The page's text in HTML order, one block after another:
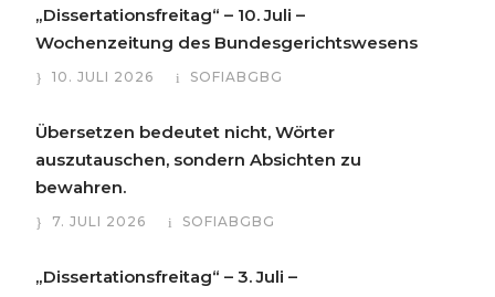
„Dissertationsfreitag“ – 10. Juli –
Wochenzeitung des Bundesgerichtswesens
10. JULI 2026 SOFIABGBG
Übersetzen bedeutet nicht, Wörter
auszutauschen, sondern Absichten zu
bewahren.
7. JULI 2026 SOFIABGBG
„Dissertationsfreitag“ – 3. Juli –